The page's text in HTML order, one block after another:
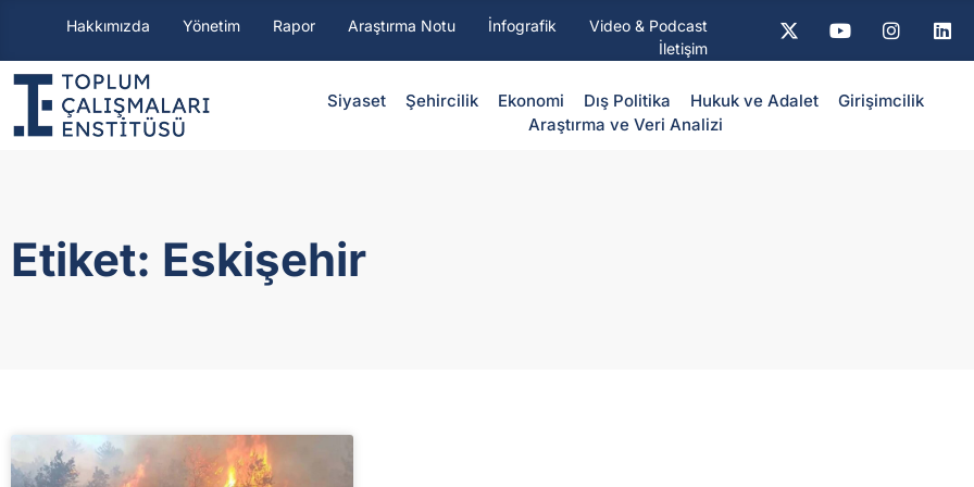
Hakkımızda Yönetim Rapor Araştırma Notu İnfografik
Video & Podcast
İletişim
Siyaset ⁠Şehircilik Ekonomi Dış Politika ⁠Hukuk ve Adalet
Girişimcilik
Araştırma ve Veri Analizi
Etiket: Eskişehir